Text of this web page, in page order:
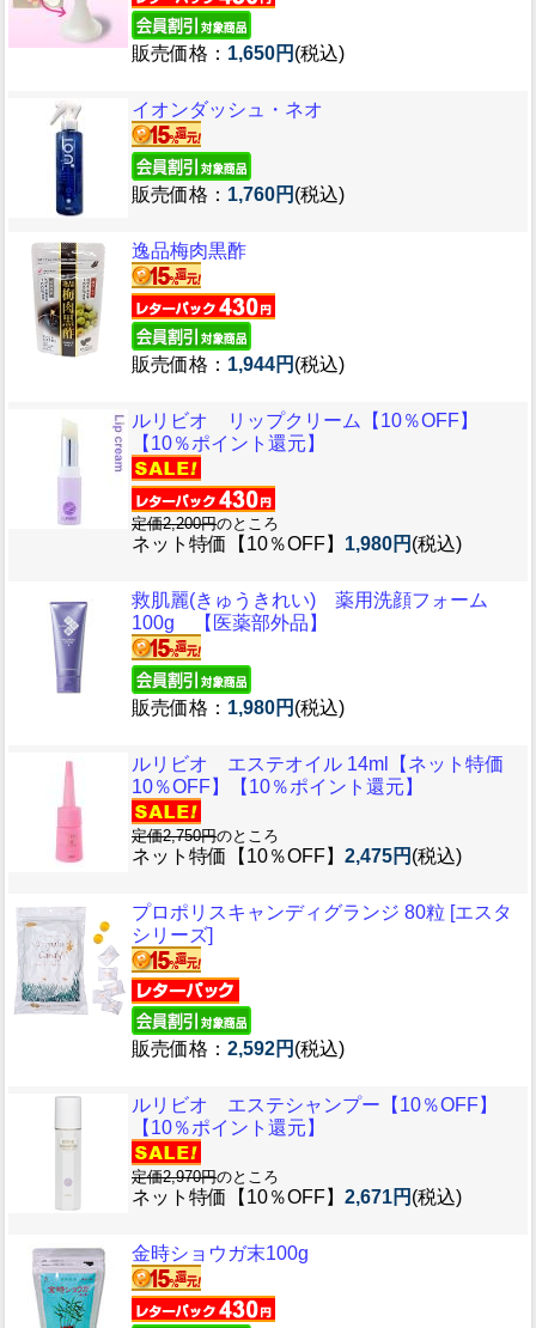
販売価格： 1,650円 (税込)
イオンダッシュ・ネオ
販売価格： 1,760円 (税込)
逸品梅肉黒酢
販売価格： 1,944円 (税込)
ルリビオ リップクリーム【10％OFF】
【10％ポイント還元】
定価2,200円のところ
ネット特価【10％OFF】 1,980円 (税込)
救肌麗(きゅうきれい) 薬用洗顔フォーム
100g 【医薬部外品】
販売価格： 1,980円 (税込)
ルリビオ エステオイル 14ml【ネット特価
10％OFF】【10％ポイント還元】
定価2,750円のところ
ネット特価【10％OFF】 2,475円 (税込)
プロポリスキャンディグランジ 80粒 [エスタ
シリーズ]
販売価格： 2,592円 (税込)
ルリビオ エステシャンプー【10％OFF】
【10％ポイント還元】
定価2,970円のところ
ネット特価【10％OFF】 2,671円 (税込)
金時ショウガ末100g